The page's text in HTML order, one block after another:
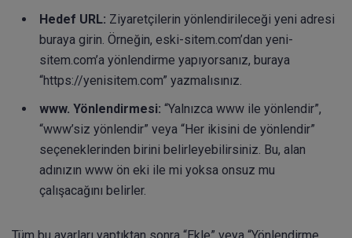
Hedef URL: Ziyaretçilerin yönlendirileceği yeni adresi
buraya girin. Örneğin, eski-sitem.com’dan yeni-
sitem.com’a yönlendirme yapıyorsanız, buraya
“https://yenisitem.com” yazmalısınız.
www. Yönlendirmesi: “Yalnızca www ile yönlendir”,
“www’siz yönlendir” veya “Her ikisini de yönlendir”
seçeneklerinden birini belirleyebilirsiniz. Bu, alan
adınızın www ön eki ile mi yoksa onsuz mu
çalışacağını belirler.
Tüm bu ayarları yaptıktan sonra “Ekle” veya “Yönlendirme